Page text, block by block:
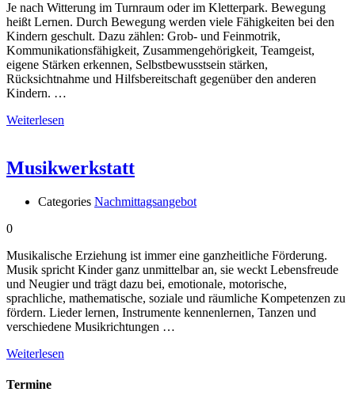
Je nach Witterung im Turnraum oder im Kletterpark. Bewegung
heißt Lernen. Durch Bewegung werden viele Fähigkeiten bei den
Kindern geschult. Dazu zählen: Grob- und Feinmotrik,
Kommunikationsfähigkeit, Zusammengehörigkeit, Teamgeist,
eigene Stärken erkennen, Selbstbewusstsein stärken,
Rücksichtnahme und Hilfsbereitschaft gegenüber den anderen
Kindern. …
Weiterlesen
Musikwerkstatt
Categories Nachmittagsangebot
0
Musikalische Erziehung ist immer eine ganzheitliche Förderung.
Musik spricht Kinder ganz unmittelbar an, sie weckt Lebensfreude
und Neugier und trägt dazu bei, emotionale, motorische,
sprachliche, mathematische, soziale und räumliche Kompetenzen zu
fördern. Lieder lernen, Instrumente kennenlernen, Tanzen und
verschiedene Musikrichtungen …
Weiterlesen
Termine